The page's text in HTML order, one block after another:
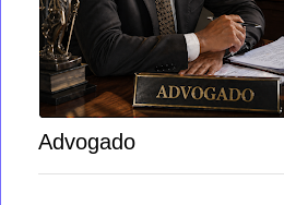
Advogado